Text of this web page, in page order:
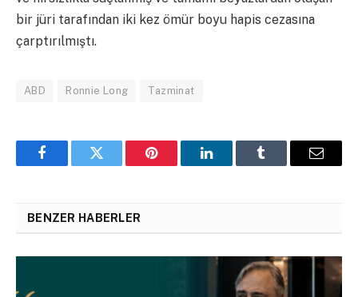
bir jüri tarafından iki kez ömür boyu hapis cezasına
çarptırılmıştı.
ABD Ronnie Long Tazminat
FacebookTwitter Pinterest LinkedInTumblr Email
BENZER HABERLER